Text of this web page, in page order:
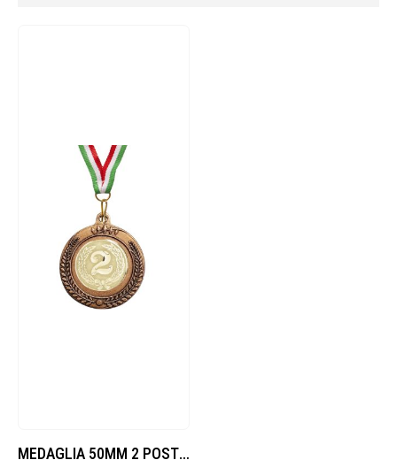
MEDAGLIA 50MM 2 POSTO – BRONZO + TRICOLORE